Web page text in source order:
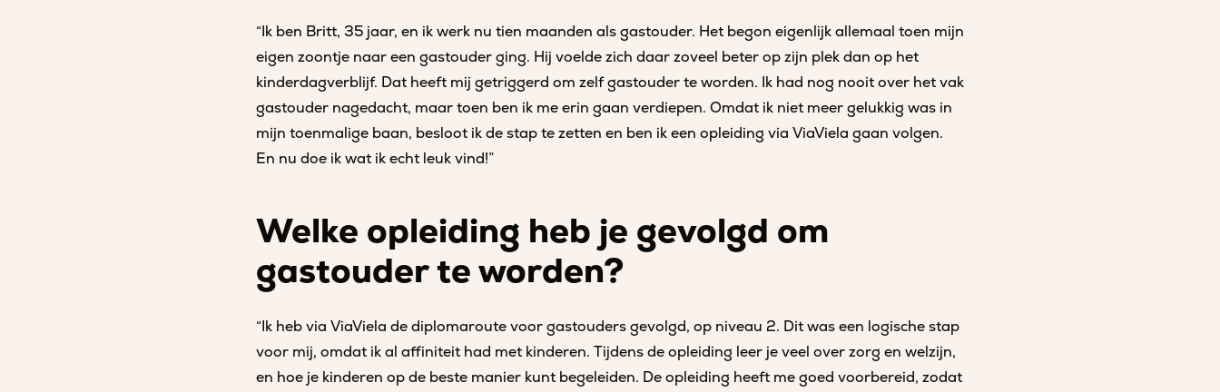
“Ik ben Britt, 35 jaar, en ik werk nu tien maanden als gastouder. Het begon eigenlijk allemaal toen mijn
eigen zoontje naar een gastouder ging. Hij voelde zich daar zoveel beter op zijn plek dan op het
kinderdagverblijf. Dat heeft mij getriggerd om zelf gastouder te worden. Ik had nog nooit over het vak
gastouder nagedacht, maar toen ben ik me erin gaan verdiepen. Omdat ik niet meer gelukkig was in
mijn toenmalige baan, besloot ik de stap te zetten en ben ik een opleiding via ViaViela gaan volgen.
En nu doe ik wat ik echt leuk vind!”
Welke opleiding heb je gevolgd om
gastouder te worden?
“Ik heb via ViaViela de diplomaroute voor gastouders gevolgd, op niveau 2. Dit was een logische stap
voor mij, omdat ik al affiniteit had met kinderen. Tijdens de opleiding leer je veel over zorg en welzijn,
en hoe je kinderen op de beste manier kunt begeleiden. De opleiding heeft me goed voorbereid, zodat